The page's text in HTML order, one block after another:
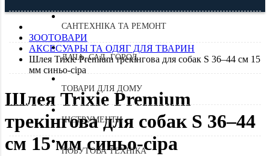
САНТЕХНІКА ТА РЕМОНТ
ДАЧА, САД, ГОРОД
ТОВАРИ ДЛЯ ДОМУ
ІНСТРУМЕНТИ
ПОБУТОВА ТЕХНІКА
ЗООТОВАРИ
АКСЕСУАРЫ ТА ОДЯГ ДЛЯ ТВАРИН
Шлея Trixie Premium трекінгова для собак S 36–44 см 15
мм синьо-сіра
Шлея Trixie Premium
трекінгова для собак S 36–44
см 15 мм синьо-сіра